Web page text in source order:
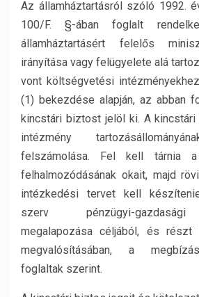
Az államháztartásról szóló 1992.
100/F. §-ában foglalt
államháztartásért felelős
irányítása vagy felügyelete alá
vont költségvetési
(1) bekezdése alapján, az abban
kincstári biztost jelöl ki. A
intézmény
felszámolása. Fel kell tárnia a
felhalmozódásának okait, majd
intézkedési tervet kell
szerv pénzügyi-
megalapozása céljából, és részt
megvalósításában, a
foglaltak szerint.